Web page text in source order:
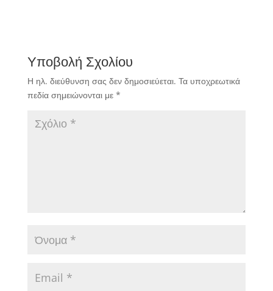
Υποβολή Σχολίου
Η ηλ. διεύθυνση σας δεν δημοσιεύεται. Τα υποχρεωτικά
πεδία σημειώνονται με *